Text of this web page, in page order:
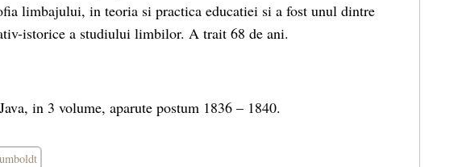
limbajului, in teoria si practica educatiei si a fost unul dintre
istorice a studiului limbilor. A trait 68 de ani.
in 3 volume, aparute postum 1836 – 1840.